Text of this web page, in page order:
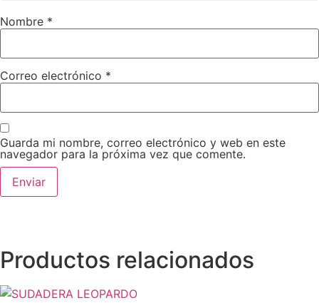
Nombre *
Correo electrónico *
Guarda mi nombre, correo electrónico y web en este
navegador para la próxima vez que comente.
Productos relacionados